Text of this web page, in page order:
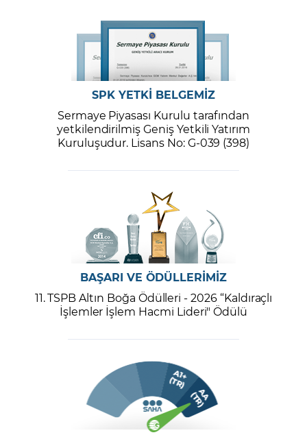
SPK YETKİ BELGEMİZ
Sermaye Piyasası Kurulu tarafından
yetkilendirilmiş Geniş Yetkili Yatırım
Kuruluşudur. Lisans No: G-039 (398)
BAŞARI VE ÖDÜLLERİMİZ
11. TSPB Altın Boğa Ödülleri - 2026 “Kaldıraçlı
İşlemler İşlem Hacmi Lideri" Ödülü